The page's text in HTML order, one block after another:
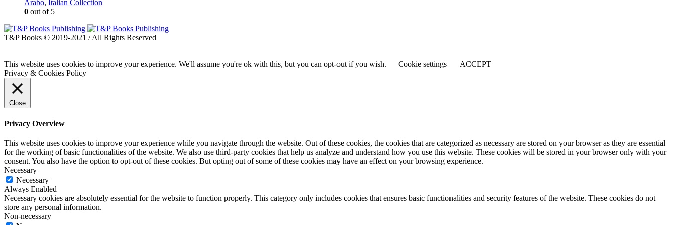
Arabo, Italian Collection
0 out of 5
T&P Books © 2019-2021 / All Rights Reserved
This website uses cookies to improve your experience. We'll assume you're ok with this, but you can opt-out if you wish. Cookie settings
ACCEPT
Privacy & Cookies Policy
Close
Privacy Overview
This website uses cookies to improve your experience while you navigate through the website. Out of these cookies, the cookies that are categorized as necessary are stored on your browser as they are essential
for the working of basic functionalities of the website. We also use third-party cookies that help us analyze and understand how you use this website. These cookies will be stored in your browser only with your
consent. You also have the option to opt-out of these cookies. But opting out of some of these cookies may have an effect on your browsing experience.
Necessary
Necessary
Always Enabled
Necessary cookies are absolutely essential for the website to function properly. This category only includes cookies that ensures basic functionalities and security features of the website. These cookies do not
store any personal information.
Non-necessary